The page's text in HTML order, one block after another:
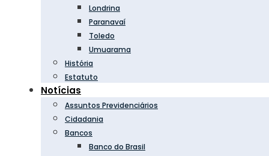
Londrina
Paranavaí
Toledo
Umuarama
História
Estatuto
Notícias
Assuntos Previdenciários
Cidadania
Bancos
Banco do Brasil